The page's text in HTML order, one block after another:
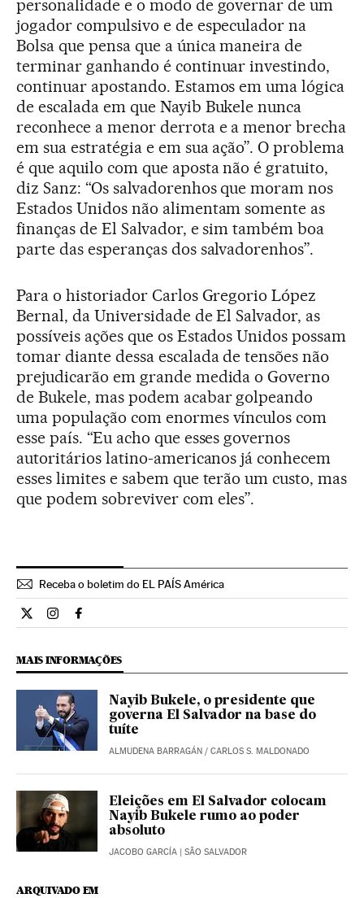
personalidade e o modo de governar de um
jogador compulsivo e de especulador na
Bolsa que pensa que a única maneira de
terminar ganhando é continuar investindo,
continuar apostando. Estamos em uma lógica
de escalada em que Nayib Bukele nunca
reconhece a menor derrota e a menor brecha
em sua estratégia e em sua ação”. O problema
é que aquilo com que aposta não é gratuito,
diz Sanz: “Os salvadorenhos que moram nos
Estados Unidos não alimentam somente as
finanças de El Salvador, e sim também boa
parte das esperanças dos salvadorenhos”.
Para o historiador Carlos Gregorio López
Bernal, da Universidade de El Salvador, as
possíveis ações que os Estados Unidos possam
tomar diante dessa escalada de tensões não
prejudicarão em grande medida o Governo
de Bukele, mas podem acabar golpeando
uma população com enormes vínculos com
esse país. “Eu acho que esses governos
autoritários latino-americanos já conhecem
esses limites e sabem que terão um custo, mas
que podem sobreviver com eles”.
Receba o boletim do EL PAÍS América
Internacional El País Brasil en Twitter
Internacional El País Brasil en Instagram
Internacional El País Brasil en Facebook
MAIS INFORMAÇÕES
Nayib Bukele, o presidente que
governa El Salvador na base do
tuíte
ALMUDENA BARRAGÁN / CARLOS S. MALDONADO
Eleições em El Salvador colocam
Nayib Bukele rumo ao poder
absoluto
JACOBO GARCÍA | SÃO SALVADOR
ARQUIVADO EM